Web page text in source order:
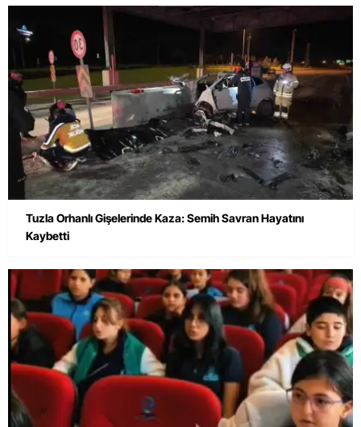
Tuzla Orhanlı Gişelerinde Kaza: Semih Savran Hayatını
Kaybetti